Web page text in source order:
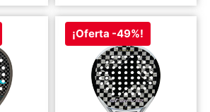
¡Oferta -49%!